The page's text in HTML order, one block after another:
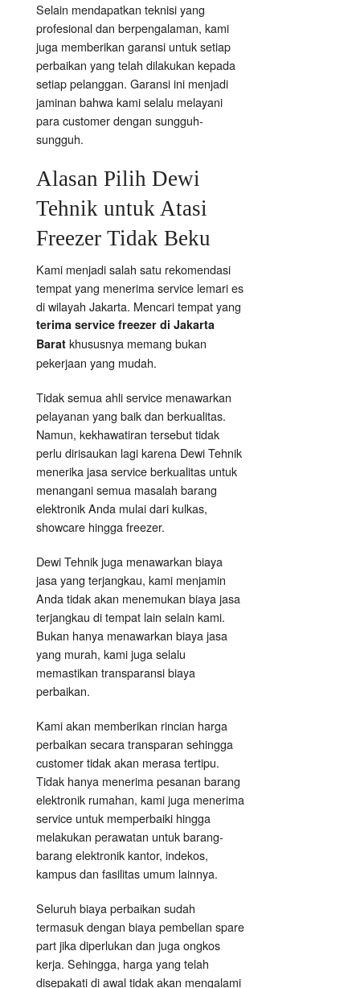
Selain mendapatkan teknisi yang
profesional dan berpengalaman, kami
juga memberikan garansi untuk setiap
perbaikan yang telah dilakukan kepada
setiap pelanggan. Garansi ini menjadi
jaminan bahwa kami selalu melayani
para customer dengan sungguh-
sungguh.
Alasan Pilih Dewi
Tehnik untuk Atasi
Freezer Tidak Beku
Kami menjadi salah satu rekomendasi
tempat yang menerima service lemari es
di wilayah Jakarta. Mencari tempat yang
terima service freezer di Jakarta
Barat khususnya memang bukan
pekerjaan yang mudah.
Tidak semua ahli service menawarkan
pelayanan yang baik dan berkualitas.
Namun, kekhawatiran tersebut tidak
perlu dirisaukan lagi karena Dewi Tehnik
menerika jasa service berkualitas untuk
menangani semua masalah barang
elektronik Anda mulai dari kulkas,
showcare hingga freezer.
Dewi Tehnik juga menawarkan biaya
jasa yang terjangkau, kami menjamin
Anda tidak akan menemukan biaya jasa
terjangkau di tempat lain selain kami.
Bukan hanya menawarkan biaya jasa
yang murah, kami juga selalu
memastikan transparansi biaya
perbaikan.
Kami akan memberikan rincian harga
perbaikan secara transparan sehingga
customer tidak akan merasa tertipu.
Tidak hanya menerima pesanan barang
elektronik rumahan, kami juga menerima
service untuk memperbaiki hingga
melakukan perawatan untuk barang-
barang elektronik kantor, indekos,
kampus dan fasilitas umum lainnya.
Seluruh biaya perbaikan sudah
termasuk dengan biaya pembelian spare
part jika diperlukan dan juga ongkos
kerja. Sehingga, harga yang telah
disepakati di awal tidak akan mengalami